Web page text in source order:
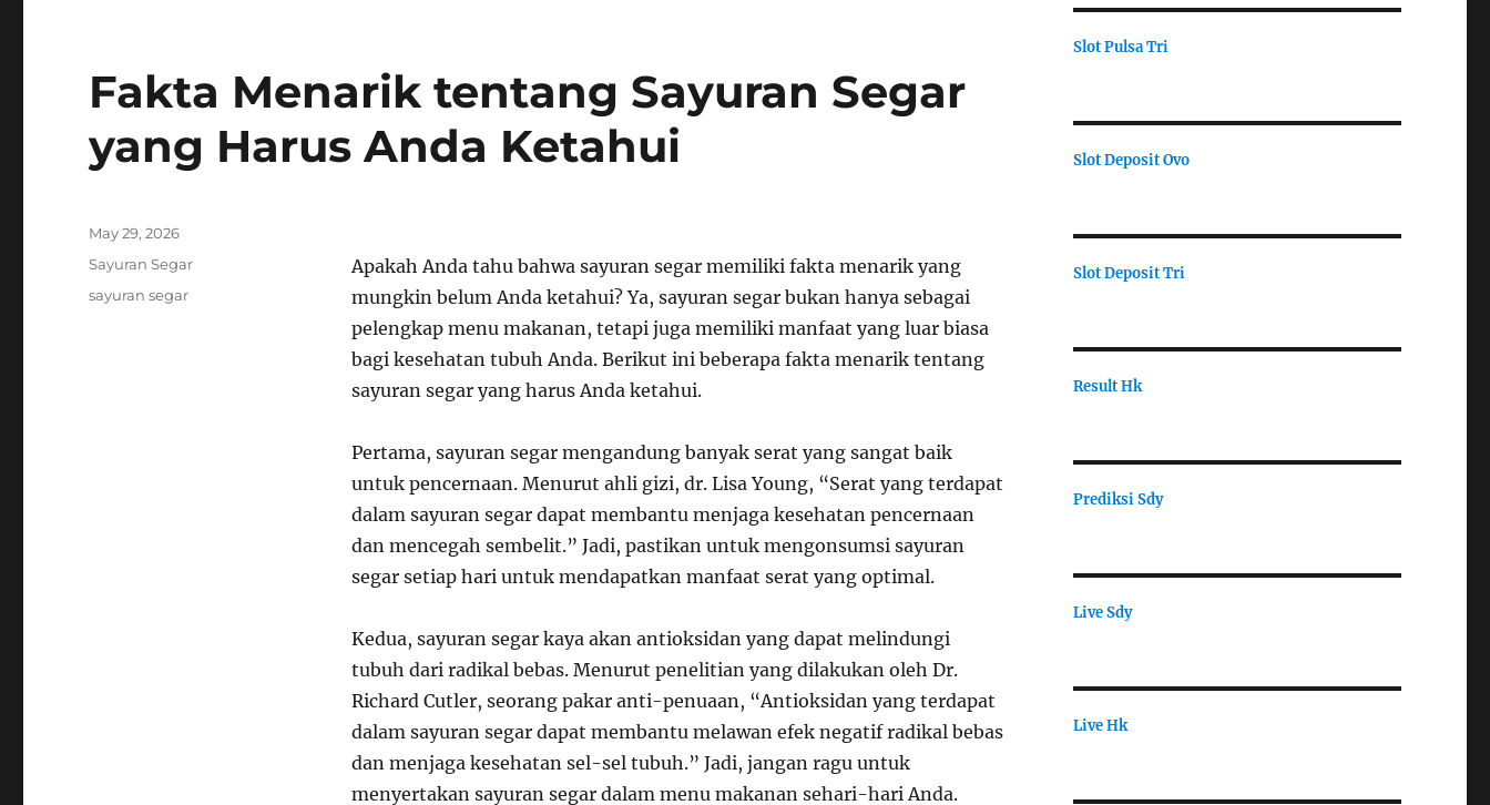
Fakta Menarik tentang Sayuran Segar
yang Harus Anda Ketahui
Apakah Anda tahu bahwa sayuran segar memiliki fakta menarik yang
mungkin belum Anda ketahui? Ya, sayuran segar bukan hanya sebagai
pelengkap menu makanan, tetapi juga memiliki manfaat yang luar biasa
bagi kesehatan tubuh Anda. Berikut ini beberapa fakta menarik tentang
sayuran segar yang harus Anda ketahui.
Pertama, sayuran segar mengandung banyak serat yang sangat baik
untuk pencernaan. Menurut ahli gizi, dr. Lisa Young, “Serat yang terdapat
dalam sayuran segar dapat membantu menjaga kesehatan pencernaan
dan mencegah sembelit.” Jadi, pastikan untuk mengonsumsi sayuran
segar setiap hari untuk mendapatkan manfaat serat yang optimal.
Kedua, sayuran segar kaya akan antioksidan yang dapat melindungi
tubuh dari radikal bebas. Menurut penelitian yang dilakukan oleh Dr.
Richard Cutler, seorang pakar anti-penuaan, “Antioksidan yang terdapat
dalam sayuran segar dapat membantu melawan efek negatif radikal bebas
dan menjaga kesehatan sel-sel tubuh.” Jadi, jangan ragu untuk
menyertakan sayuran segar dalam menu makanan sehari-hari Anda.
Posted
May 29, 2026
Categories
Sayuran Segar
Tags
sayuran segar
Slot Pulsa Tri
Slot Deposit Ovo
Slot Deposit Tri
Result Hk
Prediksi Sdy
Live Sdy
Live Hk